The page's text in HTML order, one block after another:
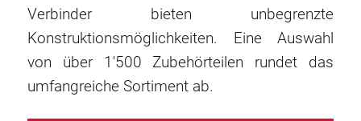
Verbinder bieten unbegrenzte
Konstruktionsmöglichkeiten. Eine Auswahl
von über 1'500 Zubehörteilen rundet das
umfangreiche Sortiment ab.